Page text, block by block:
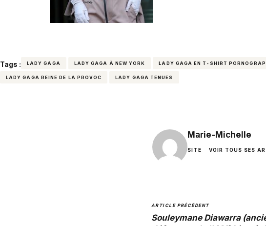
Tags : LADY GAGA LADY GAGA À NEW YORK LADY GAGA EN T-SHIRT
LADY GAGA REINE DE LA PROVOC LADY GAGA TENUES
Marie-Michelle
SITE VOIR TOUS SES
ARTICLE PRÉCÉDENT
Souleymane Diawarra